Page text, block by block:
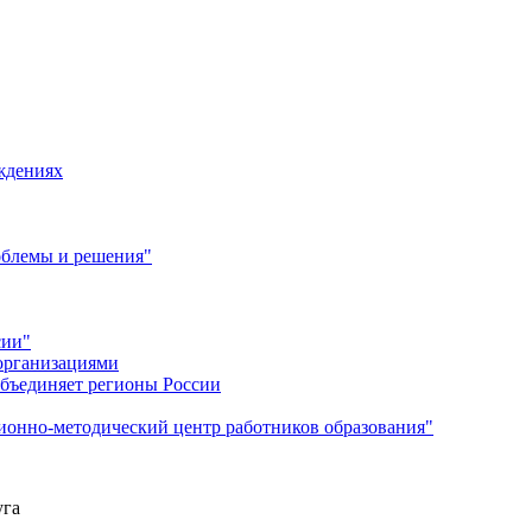
и решения"
регионы России
методический центр работников образования"